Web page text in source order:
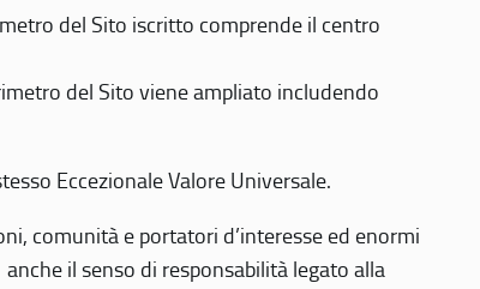
del Sito iscritto comprende il centro
del Sito viene ampliato includendo
Eccezionale Valore Universale.
comunità e portatori d’interesse ed enormi
il senso di responsabilità legato alla